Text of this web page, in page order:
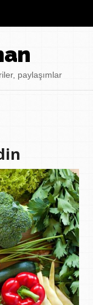
paylaşımlar